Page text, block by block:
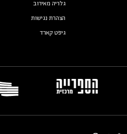
גלריה מאירוב
הצהרת נגישות
גיפט קארד